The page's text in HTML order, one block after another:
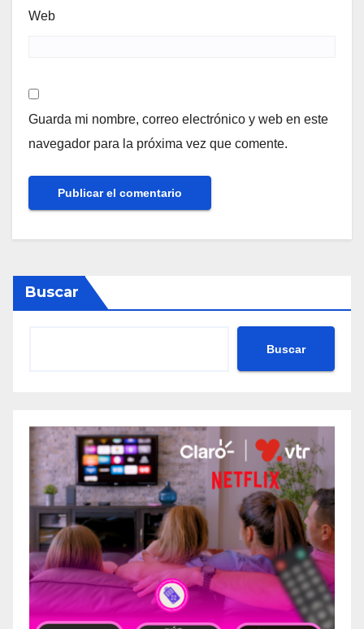
Web
Guarda mi nombre, correo electrónico y web en este
navegador para la próxima vez que comente.
Buscar
Buscar